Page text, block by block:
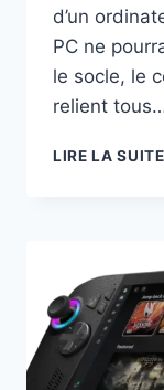
d’un
PC ne
le socle, le
relient
LIRE LA SUITE